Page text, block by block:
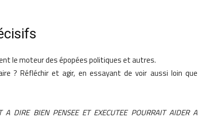
le moteur des épopées politiques et autres.
? Réfléchir et agir, en essayant de voir aussi loin que
A DIRE BIEN PENSEE ET EXECUTEE POURRAIT AIDER A